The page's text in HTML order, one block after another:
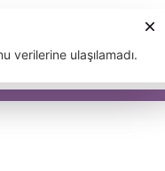
MAGAZİN
verilerine ulaşılamadı.